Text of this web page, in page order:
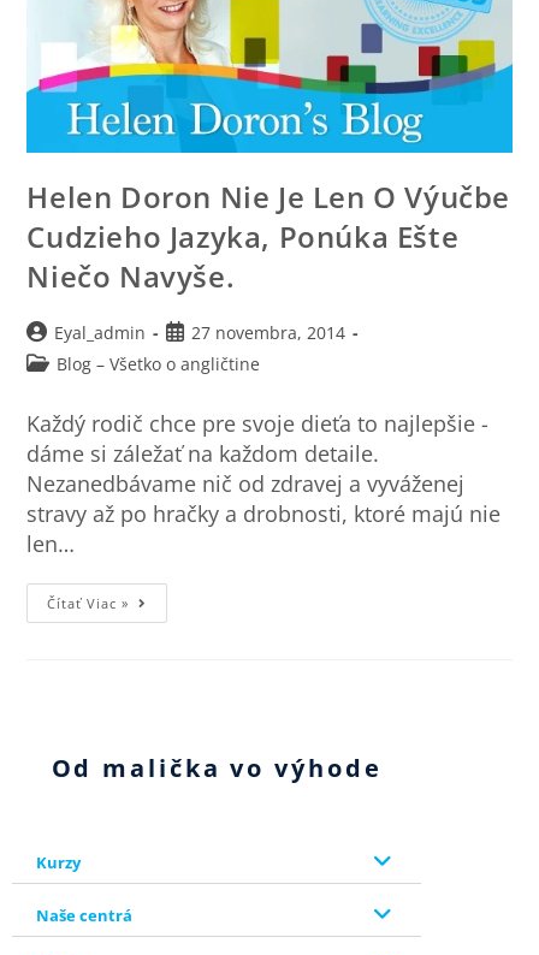
Helen Doron Nie Je Len O Výučbe
Cudzieho Jazyka, Ponúka Ešte
Niečo Navyše.
Eyal_admin
27 novembra, 2014
Blog – Všetko o angličtine
Každý rodič chce pre svoje dieťa to najlepšie -
dáme si záležať na každom detaile.
Nezanedbávame nič od zdravej a vyváženej
stravy až po hračky a drobnosti, ktoré majú nie
len…
Čítať Viac »
Od malička vo výhode
Kurzy
Naše centrá